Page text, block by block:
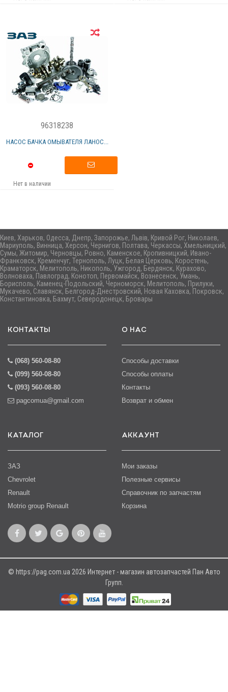
96318238
НАСОС БАЧКА ОМЫВАТЕЛЯ ЛАНОС...
Нет в наличии
Киев, Харьков, Одесса, Днепр, Запорожье, Львів, Кривой Рог, Николаев,
Мариуполь, Винница, Херсон, Чернигов, Полтава, Черкассы, Хмельницкий,
Сумы, Житомир, Черновцы, Ровно, Каменское, Кропивницкий, Ивано-
Франковск, Кременчуг, Тернополь, Луцк, Белая Церковь, Коростень,
Краматорск, Мелитополь, Никополь, Ужгород, Бердянск, Курахово,
Волноваха, Павлоград, Конотоп, Первомайск, Вознесенск, Умань,
Борисполь, Каменец-Подольский, Черноморск, Мелитополь, Прилуки,
Мукачево, Славянск, Белгород-Днестровский, Новая Каховка, Покровск,
Константиновка, Бахмут, Северодонецк, Бровары
КОНТАКТЫ
(068) 560-08-80
(099) 560-08-80
(093) 560-08-80
pagcomua@gmail.com
О НАС
Способы доставки
Способы оплаты
Контакты
Возврат и обмен
КАТАЛОГ
ЗАЗ
Chevrolet
Renault
Motrio group Renault
АККАУНТ
Мои заказы
Полезные сервисы
Справочник по запчастям
Корзина
© https://pag.com.ua 2026 Интернет - магазин автозапчастей Пан Авто
Групп.